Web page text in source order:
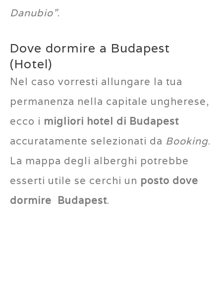
Danubio”.
Dove dormire a Budapest
(Hotel)
Nel caso vorresti allungare la tua
permanenza nella capitale ungherese,
ecco i migliori hotel di Budapest
accuratamente selezionati da Booking.
La mappa degli alberghi potrebbe
esserti utile se cerchi un posto dove
dormire Budapest.